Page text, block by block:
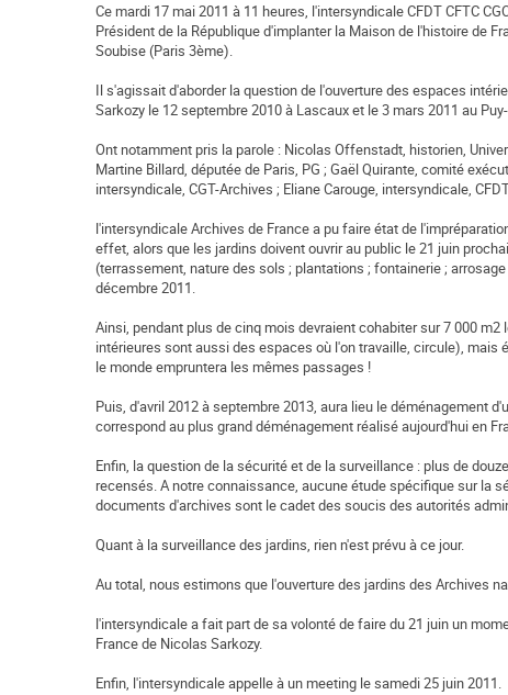
Ce mardi 17 mai 2011 à 11 heures, l'intersyndicale CFDT CFTC
Président de la République d'implanter la Maison de l'histoire de
Soubise (Paris 3ème).
Il s'agissait d'aborder la question de l'ouverture des espaces
Sarkozy le 12 septembre 2010 à Lascaux et le 3 mars 2011 au
Ont notamment pris la parole : Nicolas Offenstadt, historien,
Martine Billard, députée de Paris, PG ; Gaël Quirante, comité
intersyndicale, CGT-Archives ; Eliane Carouge, intersyndicale,
l'intersyndicale Archives de France a pu faire état de
effet, alors que les jardins doivent ouvrir au public le 21 juin
(terrassement, nature des sols ; plantations ; fontainerie ;
décembre 2011.
Ainsi, pendant plus de cinq mois devraient cohabiter sur 7 000
intérieures sont aussi des espaces où l'on travaille, circule),
le monde empruntera les mêmes passages !
Puis, d'avril 2012 à septembre 2013, aura lieu le déménagement
correspond au plus grand déménagement réalisé aujourd'hui en
Enfin, la question de la sécurité et de la surveillance : plus de
recensés. A notre connaissance, aucune étude spécifique sur la
documents d'archives sont le cadet des soucis des autorités
Quant à la surveillance des jardins, rien n'est prévu à ce jour.
Au total, nous estimons que l'ouverture des jardins des Archives
l'intersyndicale a fait part de sa volonté de faire du 21 juin un
France de Nicolas Sarkozy.
Enfin, l'intersyndicale appelle à un meeting le samedi 25 juin 2011.